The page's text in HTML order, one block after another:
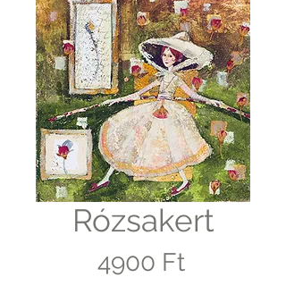
Rózsakert
4900 FtÁr